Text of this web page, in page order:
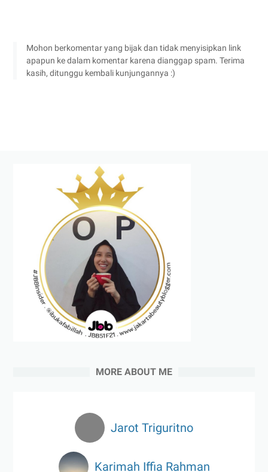
Mohon berkomentar yang bijak dan tidak menyisipkan link
apapun ke dalam komentar karena dianggap spam. Terima
kasih, ditunggu kembali kunjungannya :)
MORE ABOUT ME
Jarot Triguritno
Karimah Iffia Rahman